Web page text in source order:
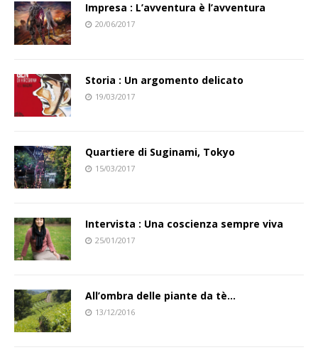
Impresa : L’avventura è l’avventura
20/06/2017
Storia : Un argomento delicato
19/03/2017
Quartiere di Suginami, Tokyo
15/03/2017
Intervista : Una coscienza sempre viva
25/01/2017
All’ombra delle piante da tè…
13/12/2016